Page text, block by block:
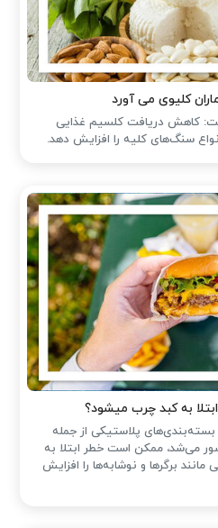
کلیوی می آورد
کاهش دریافت کلسیم غذایی
سنگ‌های کلیه را افزایش دهد.
به کبد چرب میشود؟
پلاستیکی از جمله
می‌شد، ممکن است خطر ابتلا به
برگرها و نوشابه‌ها را افزایش